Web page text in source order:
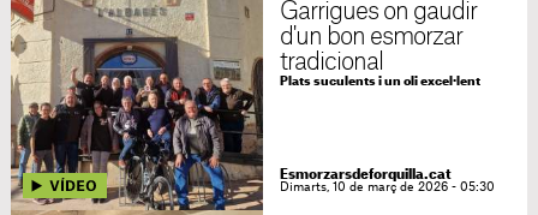
Garrigues on gaudir
d'un bon esmorzar
tradicional
Plats suculents i un oli excel·lent
Esmorzarsdeforquilla.cat
Dimarts, 10 de març de 2026 - 05:30